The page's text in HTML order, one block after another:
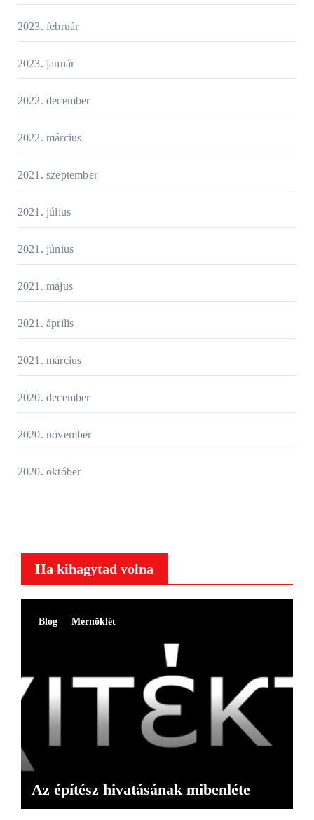
2023. február
2023. január
2022. december
2022. március
2021. szeptember
2021. július
2021. június
2021. május
2021. április
2021. március
2020. december
2020. november
2020. október
Ha kihagytad volna
Blog Mérnöklét
Az építész hivatásának mibenléte